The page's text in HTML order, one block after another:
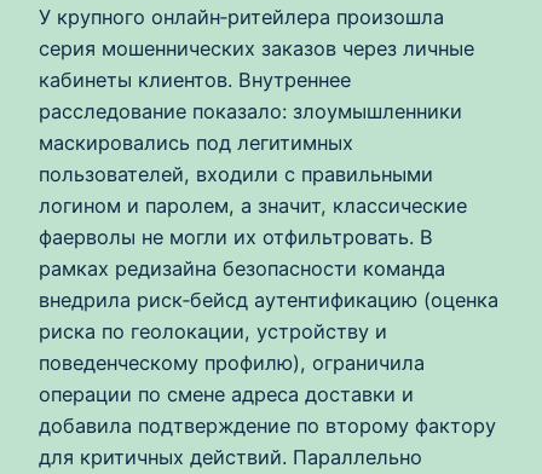
У крупного онлайн‑ритейлера произошла
серия мошеннических заказов через личные
кабинеты клиентов. Внутреннее
расследование показало: злоумышленники
маскировались под легитимных
пользователей, входили с правильными
логином и паролем, а значит, классические
фаерволы не могли их отфильтровать. В
рамках редизайна безопасности команда
внедрила риск‑бейсд аутентификацию (оценка
риска по геолокации, устройству и
поведенческому профилю), ограничила
операции по смене адреса доставки и
добавила подтверждение по второму фактору
для критичных действий. Параллельно